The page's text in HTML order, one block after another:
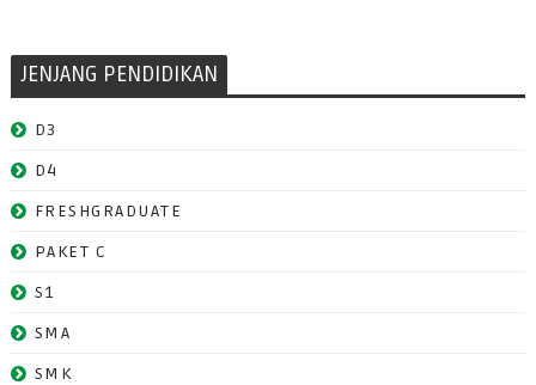
JENJANG PENDIDIKAN
D3
D4
FRESHGRADUATE
PAKET C
S1
SMA
SMK